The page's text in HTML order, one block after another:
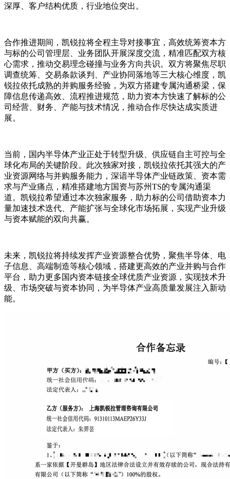
深厚、客户结构优质，行业地位突出。
合作推进期间，凯锐拉将全程主导对接事宜，高效统筹资本方
与标的公司管理层、业务团队开展深度交流，精准匹配双方核
心需求，推动交易理念碰撞与业务方向共识。双方将聚焦尽职
调查统筹、交易条款谈判、产业协同落地等三大核心维度，凯
锐拉依托成熟的并购服务经验，为双方搭建专属沟通桥梁，保
障信息传递高效、流程推进规范，助力资本方快速了解标的公
司经营、财务、产能与技术情况，推动合作尽快达成实质进
展。
当前，国内半导体产业正处于转型升级、供应链自主可控与全
球化布局的关键阶段。此次独家对接，凯锐拉依托其强大的产
业资源网络与并购服务能力，深谙半导体产业链政策、资本需
求与产业痛点，精准搭建地方国资与苏州TS的专属沟通渠
道。凯锐拉希望通过本次独家服务，助力标的公司借助资本力
量加速技术迭代、产能扩张与全球化市场拓展，实现产业升级
与资本赋能的双向共赢。
未来，凯锐拉将持续发挥产业资源整合优势，聚焦半导体、电
子信息、高端制造等核心领域，搭建更高效的产业并购与合作
平台，助力更多国内资本链接全球优质产业资源，实现技术升
级、市场突破与资本协同，为半导体产业高质量发展注入新动
能。